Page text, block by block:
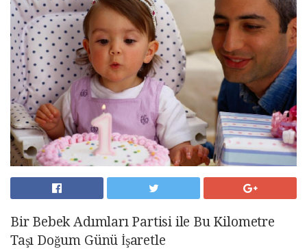
Bir Bebek Adımları Partisi ile Bu Kilometre
Taşı Doğum Günü İşaretle